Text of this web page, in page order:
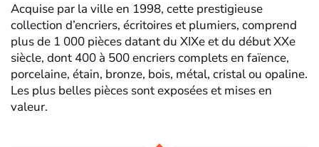
Acquise par la ville en 1998, cette prestigieuse
collection d’encriers, écritoires et plumiers, comprend
plus de 1 000 pièces datant du XIXe et du début XXe
siècle, dont 400 à 500 encriers complets en faïence,
porcelaine, étain, bronze, bois, métal, cristal ou opaline.
Les plus belles pièces sont exposées et mises en
valeur.